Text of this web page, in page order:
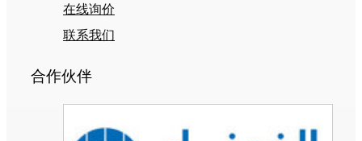
在线询价
联系我们
合作伙伴